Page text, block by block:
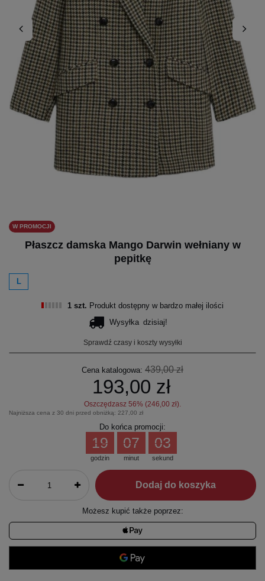
W PROMOCJI
Płaszcz damska Mango Darwin wełniany w
pepitkę
L
1 szt. Produkt dostępny w bardzo małej ilości
Wysyłka dzisiaj!
Sprawdź czasy i koszty wysyłki
Cena katalogowa: 439,00 zł
193,00 zł
Oszczędzasz 56% (246,00 zł).
Najniższa cena z 30 dni przed obniżką: 227,00 zł
Do końca promocji:
godzin
19
minut
07
sekund
03
Dodaj do koszyka
Możesz kupić także poprzez: